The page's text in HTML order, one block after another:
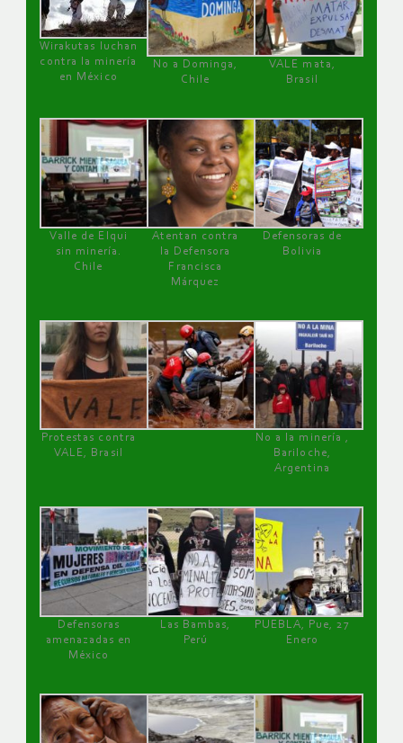
Wirakutas luchan
contra la minería
en México
No a Dominga,
Chile
VALE mata,
Brasil
Valle de Elqui
sin minería.
Chile
Atentan contra
la Defensora
Francisca
Márquez
Defensoras de
Bolivia
Protestas contra
VALE, Brasil
No a la minería ,
Bariloche,
Argentina
Defensoras
amenazadas en
México
Las Bambas,
Perú
PUEBLA, Pue, 27
Enero